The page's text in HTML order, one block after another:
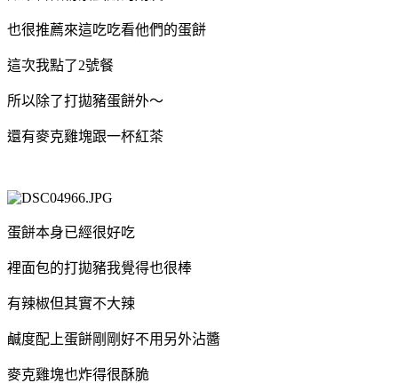
也很推薦來這吃吃看他們的蛋餅
這次我點了2號餐
所以除了打拋豬蛋餅外～
還有麥克雞塊跟一杯紅茶
蛋餅本身已經很好吃
裡面包的打拋豬我覺得也很棒
有辣椒但其實不大辣
鹹度配上蛋餅剛剛好不用另外沾醬
麥克雞塊也炸得很酥脆